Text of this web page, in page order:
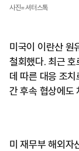
사진=셔터스톡
미국이 이란산 원
철회했다. 최근
데 따른 대응 조
간 후속 협상에도
미 재무부 해외자